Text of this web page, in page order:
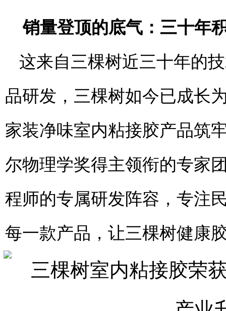
销量登顶的底气：三十年
这来自三棵树近三十年的
品研发，三棵树如今已成长
家装净味室内粘接胶产品筑
尔物理学奖得主领衔的专家
程师的专属研发阵容，专注
每一款产品，让三棵树健康